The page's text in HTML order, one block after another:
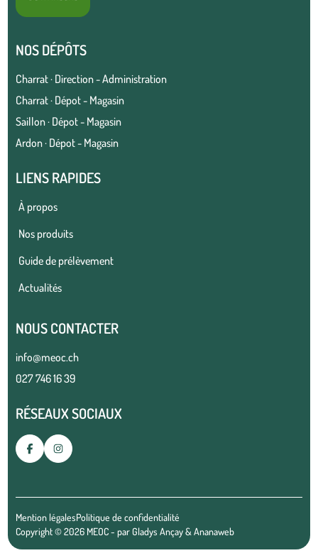
NOS DÉPÔTS
Charrat · Direction - Administration
Charrat · Dépot - Magasin
Saillon · Dépot - Magasin
Ardon · Dépot - Magasin
LIENS RAPIDES
À propos
Nos produits
Guide de prélèvement
Actualités
NOUS CONTACTER
info@meoc.ch
027 746 16 39
RÉSEAUX SOCIAUX
Mention légalesPolitique de confidentialité
Copyright © 2026 MEOC - parGladys Ançay&Ananaweb